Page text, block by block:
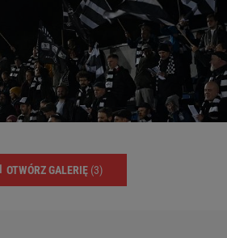
OTWÓRZ GALERIĘ (3)